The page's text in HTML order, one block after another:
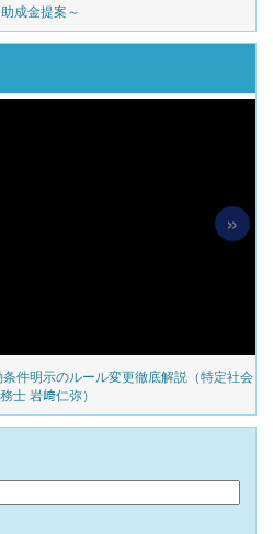
成金提案～
件明示のルール変更徹底解説（特定社会
士 岩﨑仁弥）
»